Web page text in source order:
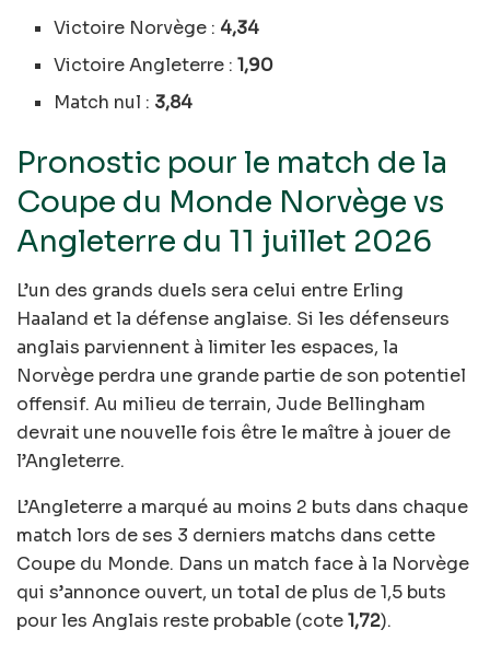
Victoire Norvège : 4,34
Victoire Angleterre :1,90
Match nul : 3,84
Pronostic pour le match de la
Coupe du Monde Norvège vs
Angleterre du 11 juillet 2026
L’un des grands duels sera celui entre Erling
Haaland et la défense anglaise. Si les défenseurs
anglais parviennent à limiter les espaces, la
Norvège perdra une grande partie de son potentiel
offensif. Au milieu de terrain, Jude Bellingham
devrait une nouvelle fois être le maître à jouer de
l’Angleterre.
L’Angleterre a marqué au moins 2 buts dans chaque
match lors de ses 3 derniers matchs dans cette
Coupe du Monde. Dans un match face à la Norvège
qui s’annonce ouvert, un total de plus de 1,5 buts
pour les Anglais reste probable (cote1,72).